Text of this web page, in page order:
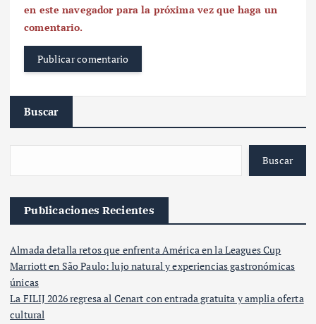
en este navegador para la próxima vez que haga un
comentario.
Buscar
Buscar
Publicaciones Recientes
Almada detalla retos que enfrenta América en la Leagues Cup
Marriott en São Paulo: lujo natural y experiencias gastronómicas
únicas
La FILIJ 2026 regresa al Cenart con entrada gratuita y amplia oferta
cultural